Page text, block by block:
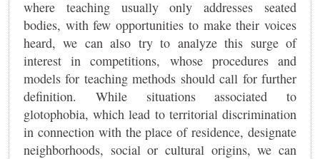
where teaching usually only addresses seated
bodies, with few opportunities to make their voices
heard, we can also try to analyze this surge of
interest in competitions, whose procedures and
models for teaching methods should call for further
definition. While situations associated to
glotophobia, which lead to territorial discrimination
in connection with the place of residence, designate
neighborhoods, social or cultural origins, we can